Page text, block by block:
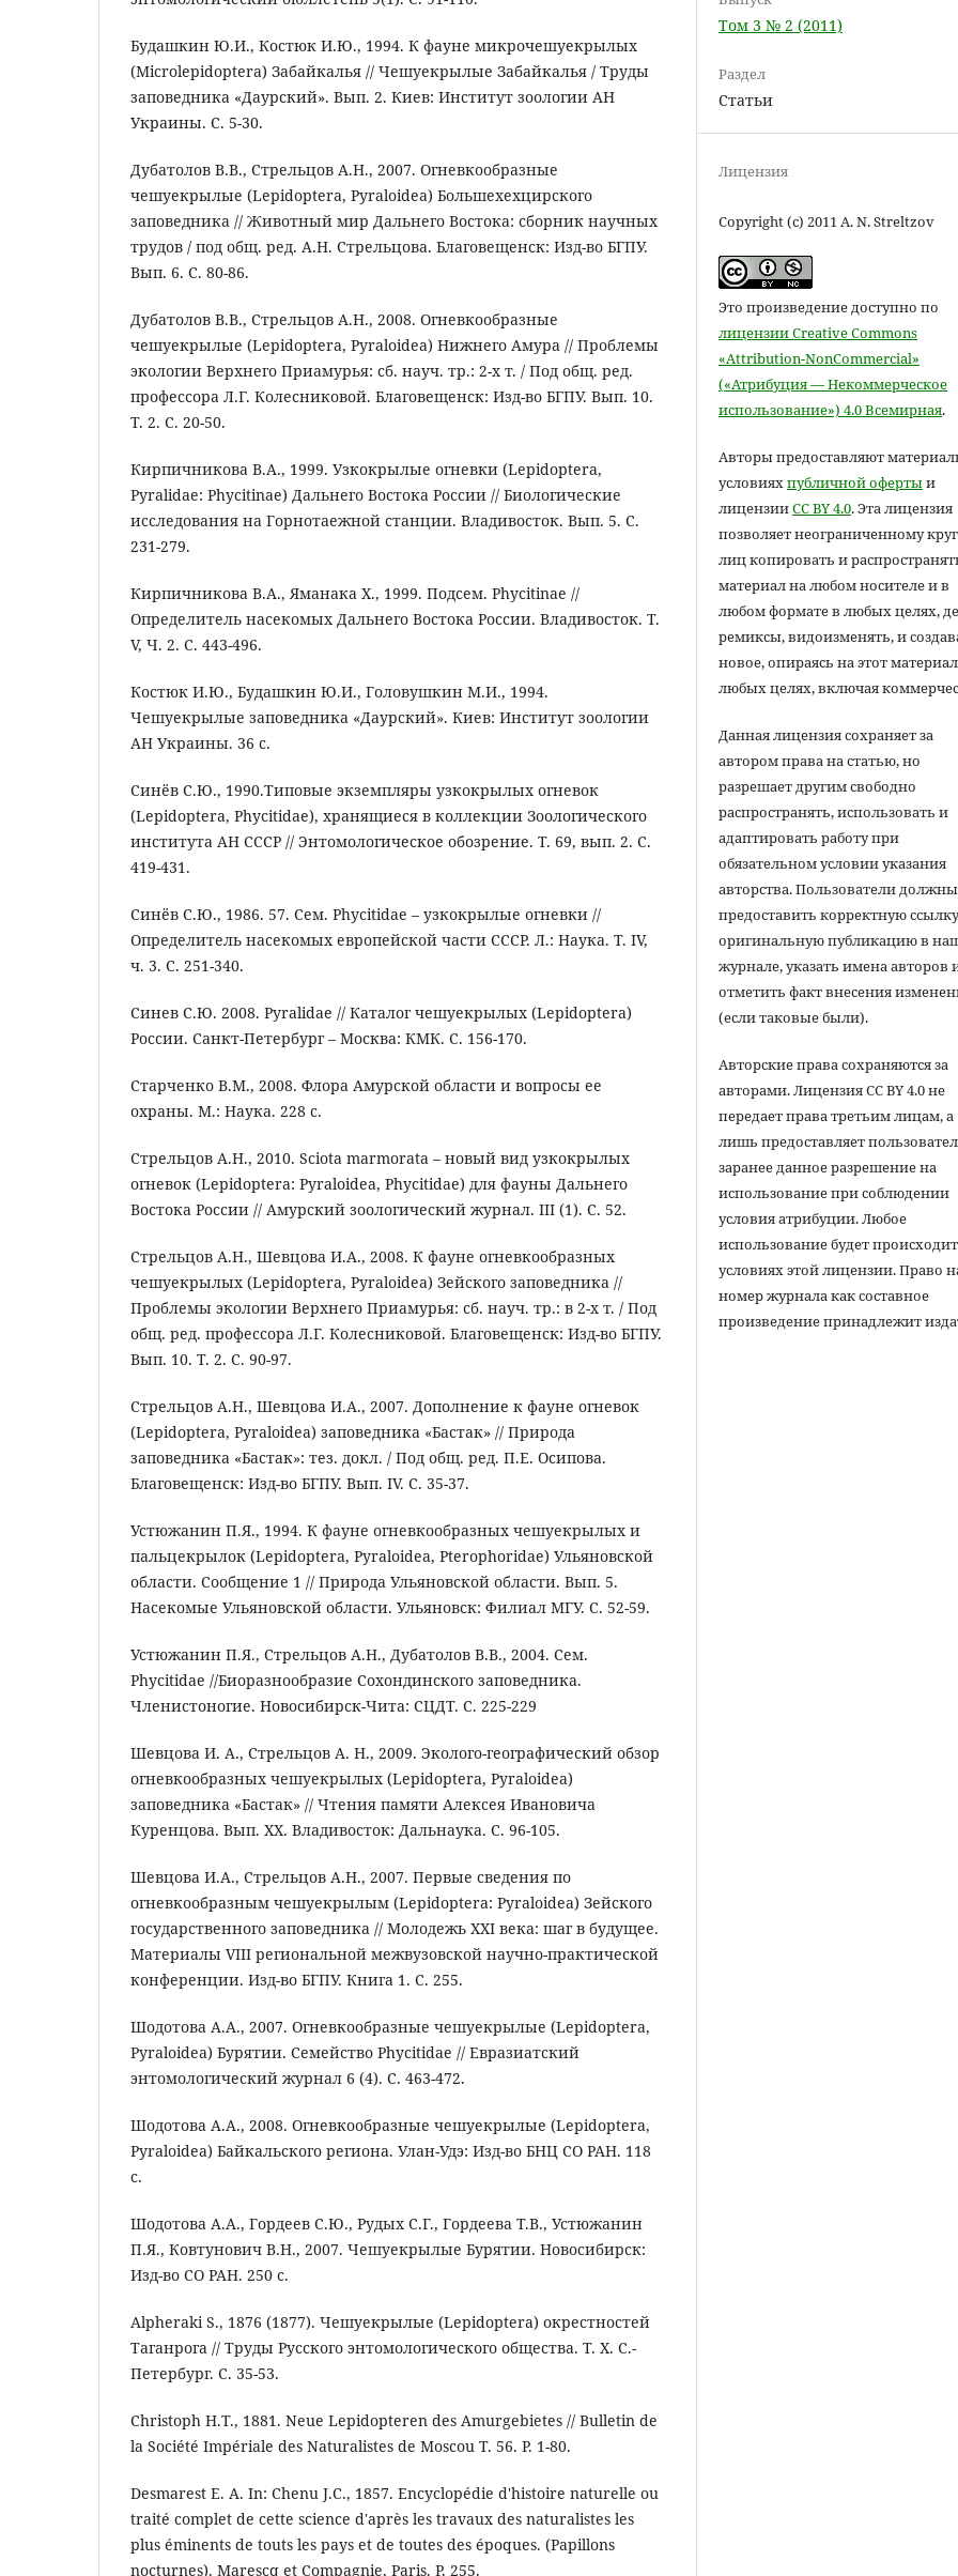
Будашкин Ю.И., Костюк И.Ю., 1994. К фауне микрочешуекрылых
(Microlepidoptera) Забайкалья // Чешуекрылые Забайкалья / Труды
заповедника «Даурский». Вып. 2. Киев: Институт зоологии АН
Украины. С. 5-30.
Дубатолов В.В., Стрельцов А.Н., 2007. Огневкообразные
чешуекрылые (Lepidoptera, Pyraloidea) Большехехцирского
заповедника // Животный мир Дальнего Востока: сборник научных
трудов / под общ. ред. А.Н. Стрельцова. Благовещенск: Изд-во БГПУ.
Вып. 6. С. 80-86.
Дубатолов В.В., Стрельцов А.Н., 2008. Огневкообразные
чешуекрылые (Lepidoptera, Pyraloidea) Нижнего Амура // Проблемы
экологии Верхнего Приамурья: cб. науч. тр.: 2-х т. / Под общ. ред.
профессора Л.Г. Колесниковой. Благовещенск: Изд-во БГПУ. Вып. 10.
Т. 2. С. 20-50.
Кирпичникова В.А., 1999. Узкокрылые огневки (Lepidoptera,
Pyralidae: Phycitinae) Дальнего Востока России // Биологические
исследования на Горнотаежной станции. Владивосток. Вып. 5. С.
231-279.
Кирпичникова В.А., Яманака Х., 1999. Подсем. Phycitinae //
Определитель насекомых Дальнего Востока России. Владивосток. Т.
V, Ч. 2. С. 443-496.
Костюк И.Ю., Будашкин Ю.И., Головушкин М.И., 1994.
Чешуекрылые заповедника «Даурский». Киев: Институт зоологии
АН Украины. 36 с.
Синёв С.Ю., 1990.Типовые экземпляры узкокрылых огневок
(Lepidoptera, Phycitidae), хранящиеся в коллекции Зоологического
института АН СССР // Энтомологическое обозрение. Т. 69, вып. 2. С.
419-431.
Синёв С.Ю., 1986. 57. Сем. Phycitidae – узкокрылые огневки //
Определитель насекомых европейской части СССР. Л.: Наука. Т. IV,
ч. 3. С. 251-340.
Синев С.Ю. 2008. Pyralidae // Каталог чешуекрылых (Lepidoptera)
России. Санкт-Петербург – Москва: КМК. С. 156-170.
Старченко В.М., 2008. Флора Амурской области и вопросы ее
охраны. М.: Наука. 228 с.
Стрельцов А.Н., 2010. Sciota marmorata – новый вид узкокрылых
огневок (Lepidoptera: Pyraloidea, Phycitidae) для фауны Дальнего
Востока России // Амурский зоологический журнал. III (1). С. 52.
Стрельцов А.Н., Шевцова И.А., 2008. К фауне огневкообразных
чешуекрылых (Lepidoptera, Pyraloidea) Зейского заповедника //
Проблемы экологии Верхнего Приамурья: cб. науч. тр.: в 2-х т. / Под
общ. ред. профессора Л.Г. Колесниковой. Благовещенск: Изд-во БГПУ.
Вып. 10. Т. 2. С. 90-97.
Стрельцов А.Н., Шевцова И.А., 2007. Дополнение к фауне огневок
(Lepidoptera, Pyraloidea) заповедника «Бастак» // Природа
заповедника «Бастак»: тез. докл. / Под общ. ред. П.Е. Осипова.
Благовещенск: Изд-во БГПУ. Вып. IV. С. 35-37.
Устюжанин П.Я., 1994. К фауне огневкообразных чешуекрылых и
пальцекрылок (Lepidoptera, Pyraloidea, Pterophoridae) Ульяновской
области. Сообщение 1 // Природа Ульяновской области. Вып. 5.
Насекомые Ульяновской области. Ульяновск: Филиал МГУ. С. 52-59.
Устюжанин П.Я., Стрельцов А.Н., Дубатолов В.В., 2004. Сем.
Phycitidae //Биоразнообразие Сохондинского заповедника.
Членистоногие. Новосибирск-Чита: СЦДТ. C. 225-229
Шевцова И. А., Стрельцов А. Н., 2009. Эколого-географический обзор
огневкообразных чешуекрылых (Lepidoptera, Pyraloidea)
заповедника «Бастак» // Чтения памяти Алексея Ивановича
Куренцова. Вып. XX. Владивосток: Дальнаука. С. 96-105.
Шевцова И.А., Стрельцов А.Н., 2007. Первые сведения по
огневкообразным чешуекрылым (Lepidoptera: Pyraloidea) Зейского
государственного заповедника // Молодежь XXI века: шаг в будущее.
Материалы VIII региональной межвузовской научно-практической
конференции. Изд-во БГПУ. Книга 1. С. 255.
Шодотова А.А., 2007. Огневкообразные чешуекрылые (Lepidoptera,
Pyraloidea) Бурятии. Семейство Phycitidae // Евразиатский
энтомологический журнал 6 (4). С. 463-472.
Шодотова А.А., 2008. Огневкообразные чешуекрылые (Lepidoptera,
Pyraloidea) Байкальского региона. Улан-Удэ: Изд-во БНЦ СО РАН. 118
с.
Шодотова А.А., Гордеев С.Ю., Рудых С.Г., Гордеева Т.В., Устюжанин
П.Я., Ковтунович В.Н., 2007. Чешуекрылые Бурятии. Новосибирск:
Изд-во СО РАН. 250 с.
Alpheraki S., 1876 (1877). Чешуекрылые (Lepidoptera) окрестностей
Таганрога // Труды Русского энтомологического общества. Т. X. С.-
Петербург. С. 35-53.
Christoph H.T., 1881. Neue Lepidopteren des Amurgebietes // Bulletin de
la Société Impériale des Naturalistes de Moscou Т. 56. Р. 1-80.
Desmarest E. A. In: Chenu J.C., 1857. Encyclopédie d'histoire naturelle ou
traité complet de cette science d'après les travaux des naturalistes les
plus éminents de touts les pays et de toutes des époques. (Papillons
nocturnes). Marescq et Compagnie, Paris. P. 255.
Том 3 № 2 (2011)
Раздел
Статьи
Лицензия
Copyright (c) 2011 A. N. Streltzov
Это произведение доступно по
лицензии Creative Commons
«Attribution-NonCommercial»
(«Атрибуция — Некоммерческое
использование») 4.0 Всемирная.
Авторы предоставляют
условияхпубличной офертыи
лицензииCC BY 4.0. Эта лицензия
позволяет неограниченному
лиц копировать и
материал на любом носителе и в
любом формате в любых целях,
ремиксы, видоизменять, и
новое, опираясь на этот
любых целях, включая
Данная лицензия сохраняет за
автором права на статью, но
разрешает другим свободно
распространять, использовать и
адаптировать работу при
обязательном условии указания
авторства. Пользователи должны
предоставить корректную
оригинальную публикацию в
журнале, указать имена авторов
отметить факт внесения
(если таковые были).
Авторские права сохраняются за
авторами. Лицензия CC BY 4.0 не
передает права третьим лицам, а
лишь предоставляет
заранее данное разрешение на
использование при соблюдении
условия атрибуции. Любое
использование будет
условиях этой лицензии. Право
номер журнала как составное
произведение принадлежит